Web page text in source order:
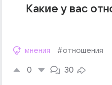
Какие у вас
мнения #отношения
0 30